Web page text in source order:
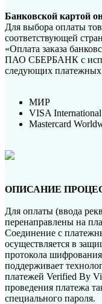
Банковской картой
Для выбора оплаты
соответствующей
«Оплата заказа
ПАО СБЕРБАНК с
следующих платежных
МИР
VISA International
Mastercard
ОПИСАНИЕ
Для оплаты (ввода
перенаправлены на
Соединение с
осуществляется в
протокола
поддерживает
платежей Verified By
проведения платежа
специального пароля.